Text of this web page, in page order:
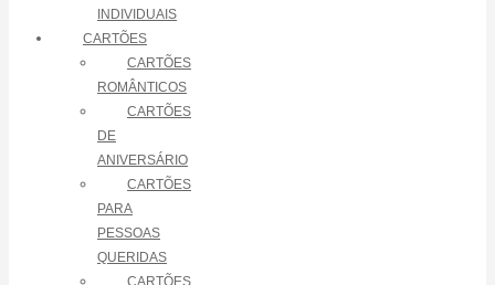
INDIVIDUAIS
CARTÕES
CARTÕES
ROMÂNTICOS
CARTÕES
DE
ANIVERSÁRIO
CARTÕES
PARA
PESSOAS
QUERIDAS
CARTÕES